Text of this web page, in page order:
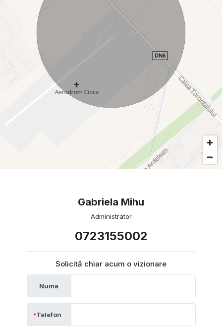
Gabriela Mihu
Administrator
0723155002
Solicită chiar acum o vizionare
Nume
Telefon